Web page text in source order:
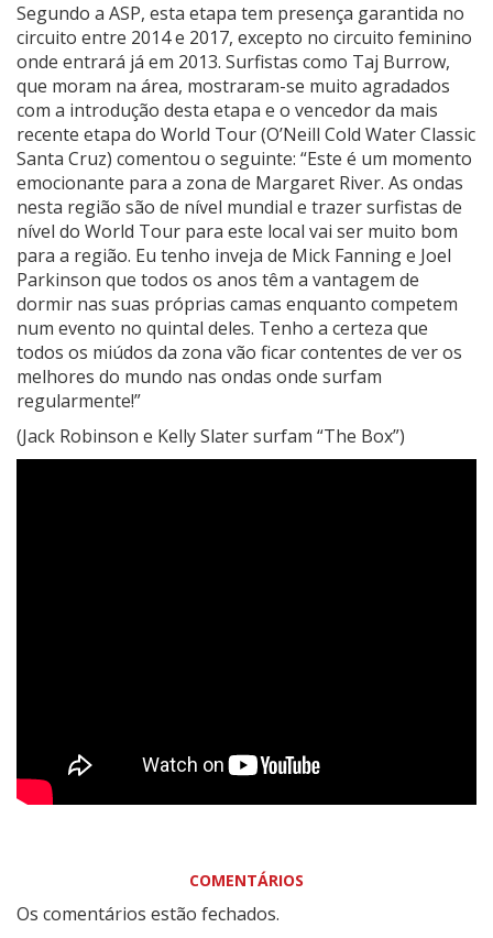
Segundo a ASP, esta etapa tem presença garantida no
circuito entre 2014 e 2017, excepto no circuito feminino
onde entrará já em 2013. Surfistas como Taj Burrow,
que moram na área, mostraram-se muito agradados
com a introdução desta etapa e o vencedor da mais
recente etapa do World Tour (O’Neill Cold Water Classic
Santa Cruz) comentou o seguinte: “Este é um momento
emocionante para a zona de Margaret River. As ondas
nesta região são de nível mundial e trazer surfistas de
nível do World Tour para este local vai ser muito bom
para a região. Eu tenho inveja de Mick Fanning e Joel
Parkinson que todos os anos têm a vantagem de
dormir nas suas próprias camas enquanto competem
num evento no quintal deles. Tenho a certeza que
todos os miúdos da zona vão ficar contentes de ver os
melhores do mundo nas ondas onde surfam
regularmente!”
(Jack Robinson e Kelly Slater surfam “The Box”)
COMENTÁRIOS
Os comentários estão fechados.